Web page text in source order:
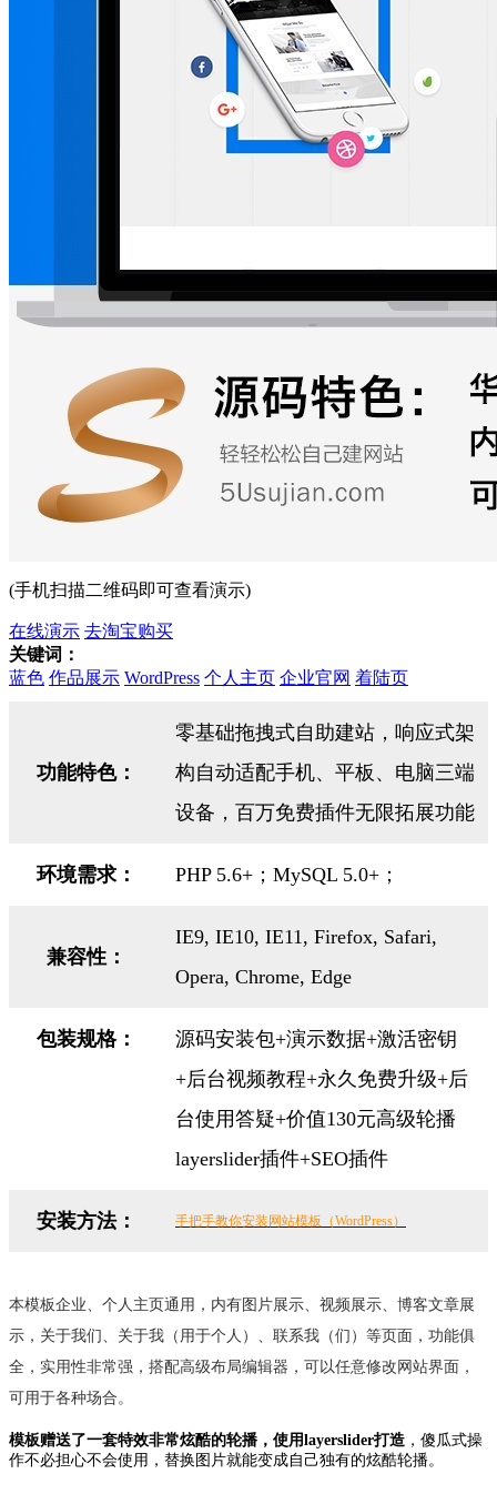
(手机扫描二维码即可查看演示)
在线演示 去淘宝购买
关键词：
蓝色 作品展示 WordPress 个人主页 企业官网 着陆页
功能特色：
零基础拖拽式自助建站，响应式架
构自动适配手机、平板、电脑三端
设备，百万免费插件无限拓展功能
环境需求： PHP 5.6+；MySQL 5.0+；
兼容性：
IE9, IE10, IE11, Firefox, Safari,
Opera, Chrome, Edge
包装规格：
源码安装包+演示数据+激活密钥
+后台视频教程+永久免费升级+后
台使用答疑+价值130元高级轮播
layerslider插件+SEO插件
安装方法： 手把手教你安装网站模板（WordPress）
本模板企业、个人主页通用，内有图片展示、视频展示、博客文章展
示，关于我们、关于我 （用于个人）、联系我（们）等页面，功能俱
全，实用性非常强，搭配高级布局编辑器，可以任意修改网站界面，
可用于各种场合。
模板赠送了一套特效非常炫酷的轮播，使用layerslider打造 ，傻瓜式操
作不必担心不会使用，替换图片就能变成自己独有的炫酷轮播。